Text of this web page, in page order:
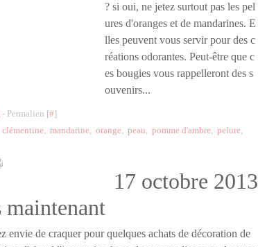
? si oui, ne jetez surtout pas les pel
ures d'oranges et de mandarines. E
lles peuvent vous servir pour des c
réations odorantes. Peut-être que c
es bougies vous rappelleront des s
ouvenirs...
- Permalien [#]
clémentine, mandarine, orange, peau, pomme d'ambre, pelure,
17 octobre 2013
maintenant
envie de craquer pour quelques achats de décoration de